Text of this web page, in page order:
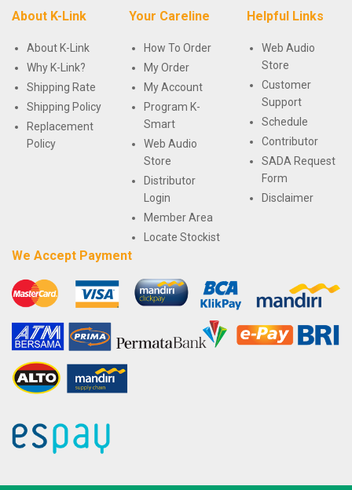
About K-Link
About K-Link
Why K-Link?
Shipping Rate
Shipping Policy
Replacement
Policy
Your Careline
How To Order
My Order
My Account
Program K-
Smart
Web Audio
Store
Distributor
Login
Member Area
Locate Stockist
Helpful Links
Web Audio
Store
Customer
Support
Schedule
Contributor
SADA Request
Form
Disclaimer
We Accept Payment